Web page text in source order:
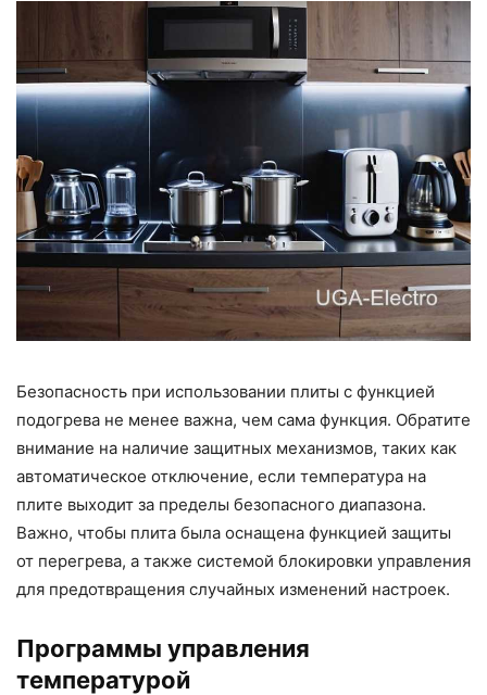
Безопасность при использовании плиты с функцией
подогрева не менее важна, чем сама функция. Обратите
внимание на наличие защитных механизмов, таких как
автоматическое отключение, если температура на
плите выходит за пределы безопасного диапазона.
Важно, чтобы плита была оснащена функцией защиты
от перегрева, а также системой блокировки управления
для предотвращения случайных изменений настроек.
Программы управления
температурой